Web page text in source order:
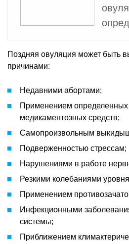
Поздняя овуляция может быть
причинами:
Недавними абортами;
Применением
медикаментозных средств;
Самопроизвольным
Подверженностью стрессам;
Нарушениями в работе
Резкими колебаниями
Применением
Инфекционными
системы;
Приближением